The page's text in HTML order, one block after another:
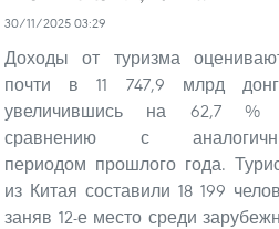
30/11/2025 03:29
Доходы от туризма
почти в 11 747,9 млрд
увеличившись на 62,7 %
сравнению с
периодом прошлого года.
из Китая составили 18 199
заняв 12-е место среди